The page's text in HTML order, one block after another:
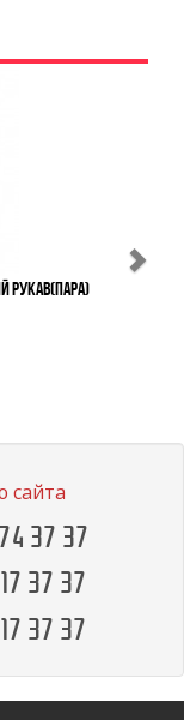
Рукав(Пара)
сайта
37 37
37 37
37 37